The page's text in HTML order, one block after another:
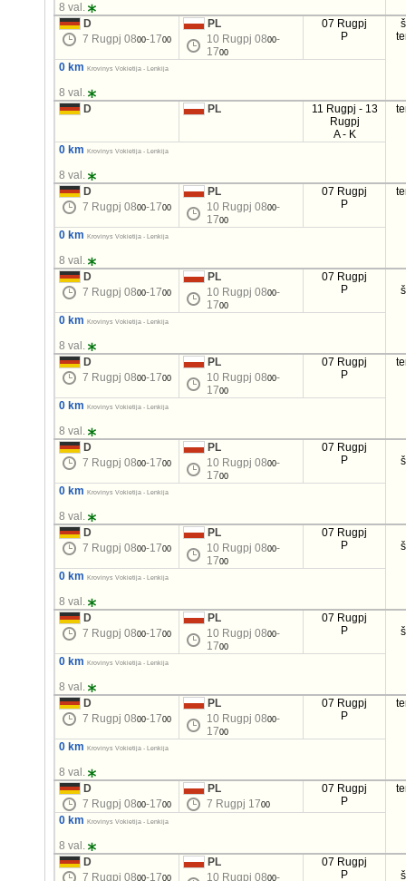
8 val.
D
7 Rugpj 0800-1700
PL
10 Rugpj 0800-
1700
07 Rugpj
P
0 km Krovinys Vokietija - Lenkija
8 val.
D
PL
11 Rugpj - 13
Rugpj
A - K
0 km Krovinys Vokietija - Lenkija
8 val.
D
7 Rugpj 0800-1700
PL
10 Rugpj 0800-
1700
07 Rugpj
P
0 km Krovinys Vokietija - Lenkija
8 val.
D
7 Rugpj 0800-1700
PL
10 Rugpj 0800-
1700
07 Rugpj
P
0 km Krovinys Vokietija - Lenkija
8 val.
D
7 Rugpj 0800-1700
PL
10 Rugpj 0800-
1700
07 Rugpj
P
0 km Krovinys Vokietija - Lenkija
8 val.
D
7 Rugpj 0800-1700
PL
10 Rugpj 0800-
1700
07 Rugpj
P
0 km Krovinys Vokietija - Lenkija
8 val.
D
7 Rugpj 0800-1700
PL
10 Rugpj 0800-
1700
07 Rugpj
P
0 km Krovinys Vokietija - Lenkija
8 val.
D
7 Rugpj 0800-1700
PL
10 Rugpj 0800-
1700
07 Rugpj
P
0 km Krovinys Vokietija - Lenkija
8 val.
D
7 Rugpj 0800-1700
PL
10 Rugpj 0800-
1700
07 Rugpj
P
0 km Krovinys Vokietija - Lenkija
8 val.
D
7 Rugpj 0800-1700
PL
7 Rugpj 1700
07 Rugpj
P
0 km Krovinys Vokietija - Lenkija
8 val.
D
7 Rugpj 0800-1700
PL
10 Rugpj 0800-
07 Rugpj
P